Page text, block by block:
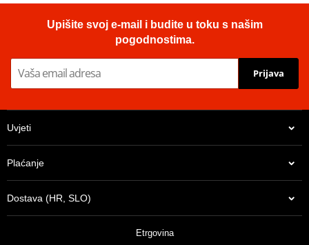
Upišite svoj e-mail i budite u toku s našim
pogodnostima.
Prijava
Uvjeti
Plaćanje
Dostava (HR, SLO)
Etrgovina